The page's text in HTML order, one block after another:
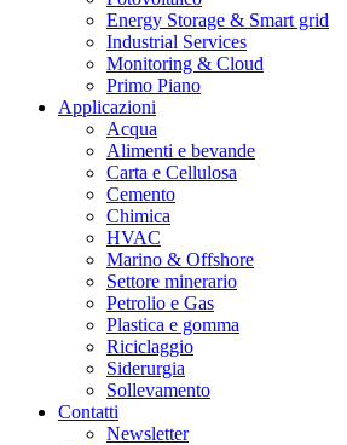
Energy Storage & Smart grid
Industrial Services
Monitoring & Cloud
Primo Piano
Applicazioni
Acqua
Alimenti e bevande
Carta e Cellulosa
Cemento
Chimica
HVAC
Marino & Offshore
Settore minerario
Petrolio e Gas
Plastica e gomma
Riciclaggio
Siderurgia
Sollevamento
Contatti
Newsletter